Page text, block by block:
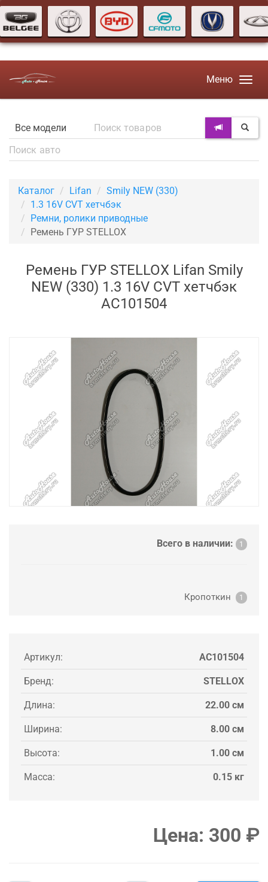
Меню
Каталог Lifan
Smily NEW (330)
1.3 16V CVT хетчбэк
Ремни, ролики приводные
Ремень ГУР STELLOX
Ремень ГУР STELLOX Lifan Smily
NEW (330) 1.3 16V CVT хетчбэк
AC101504
Всего в наличии: 1
Кропоткин 1
Артикул: AC101504
Бренд: STELLOX
Длина: 22.00 см
Ширина: 8.00 см
Высота: 1.00 см
Масса: 0.15 кг
Цена: 300 ₽